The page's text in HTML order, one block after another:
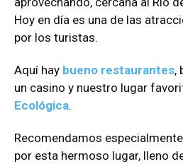
Hoy en día es una de las
por los turistas.
Aquí hay bueno restaurantes,
un casino y nuestro lugar
Ecológica.
Recomendamos especialmente
por esta hermoso lugar, lleno